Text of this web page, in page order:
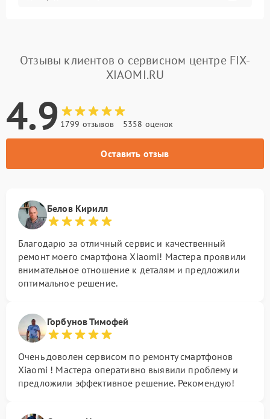
Отзывы клиентов о сервисном центре FIX-
XIAOMI.RU
4.9 1799 отзывов 5358 оценок
Оставить отзыв
Белов Кирилл
Благодарю за отличный сервис и качественный
ремонт моего смартфона Xiaomi! Мастера проявили
внимательное отношение к деталям и предложили
оптимальное решение.
Горбунов Тимофей
Очень доволен сервисом по ремонту смартфонов
Xiaomi ! Мастера оперативно выявили проблему и
предложили эффективное решение. Рекомендую!